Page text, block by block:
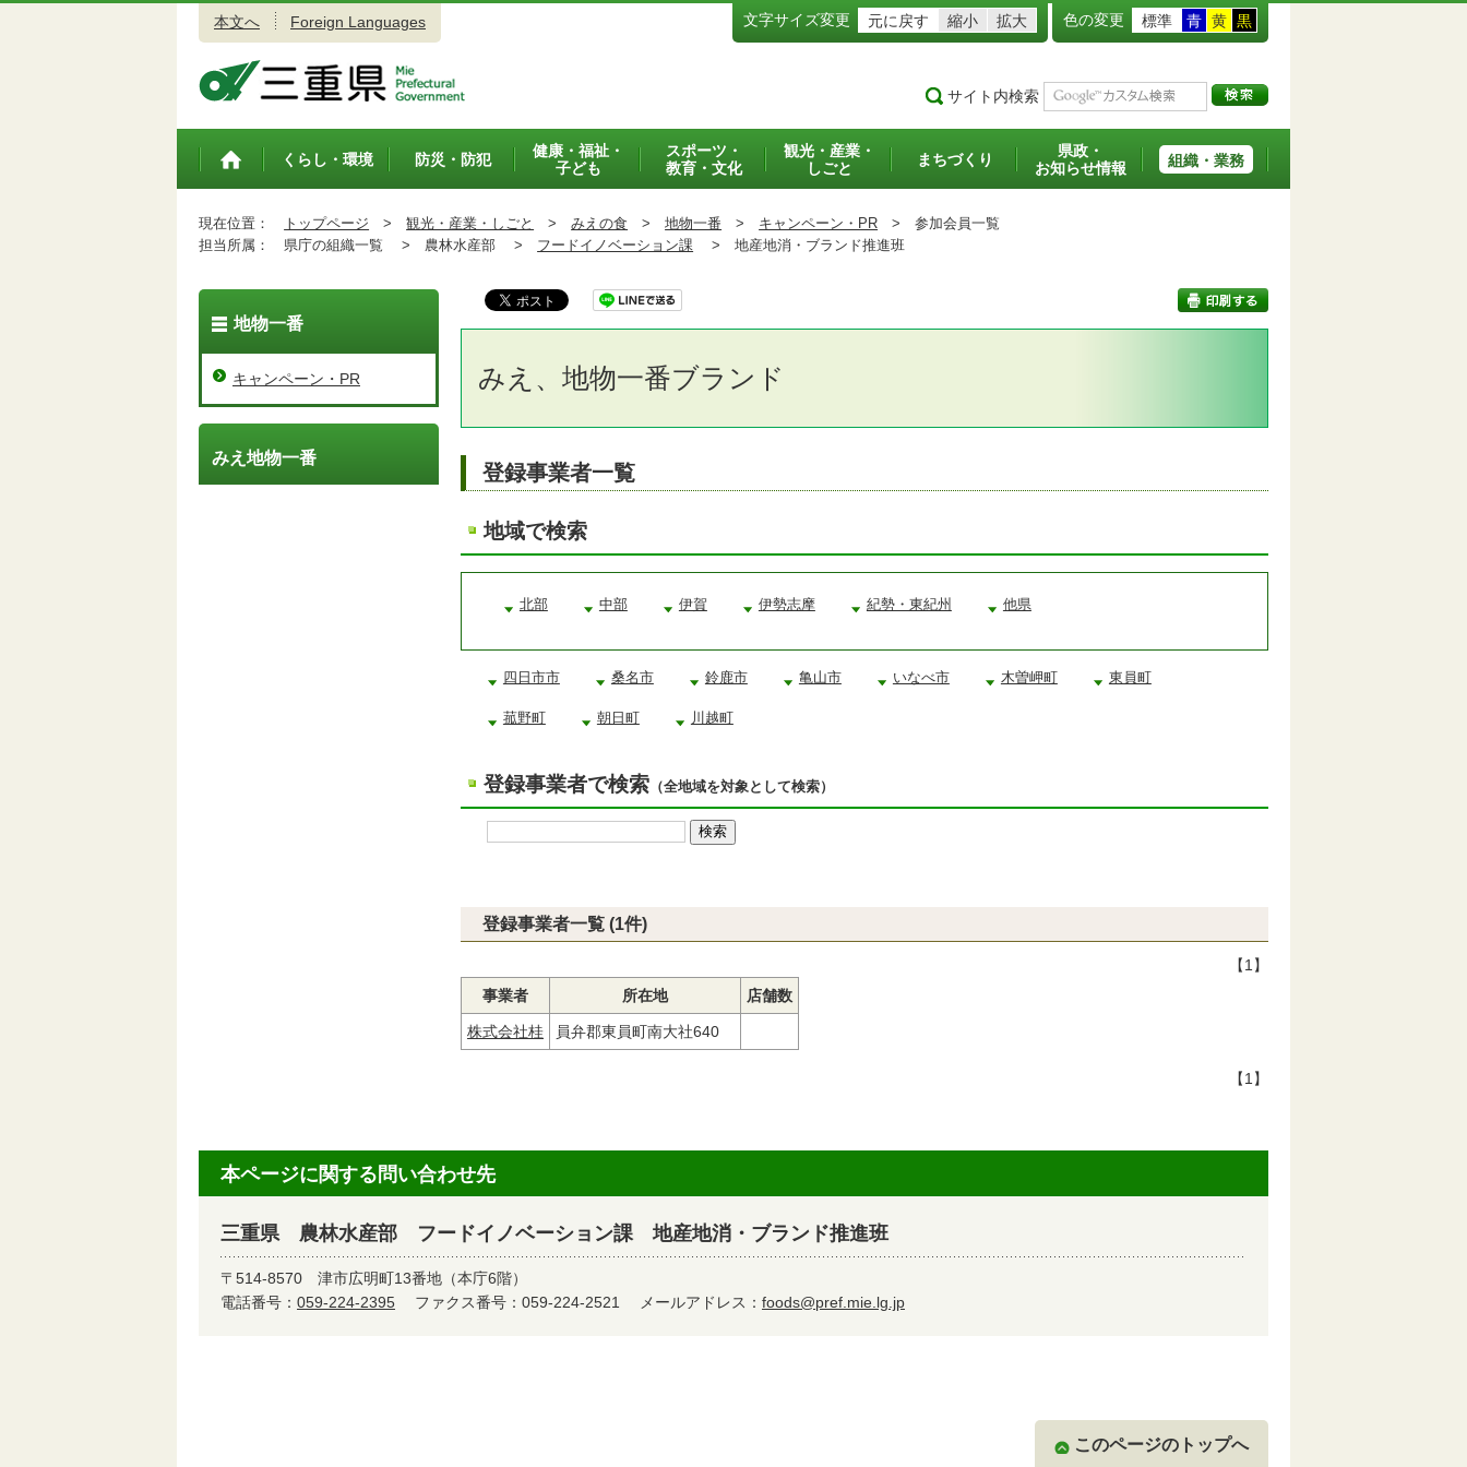
本文へ Foreign Languages 文字サイズ変更 元に戻す 縮小 拡大 色の変更 標準 青 黄 黒
サイト内検索
トップペ
くらし・環境 防災・防犯
健康・福祉・
子ども
スポーツ・
教育・文化
観光・産業・
しごと
まちづくり
県政・
お知らせ情報
組織・業務
現在位置： トップページ > 観光・産業・しごと > みえの食 > 地物一番 > キャンペーン・PR > 参加会員一覧
担当所属：
県庁の組織一覧 > 農林水産部 > フードイノベーション課 > 地産地消・ブランド推進班
みえ、地物一番ブランド
登録事業者一覧
地域で検索
北部 中部 伊賀 伊勢志摩 紀勢・東紀州 他県
四日市市 桑名市 鈴鹿市 亀山市 いなべ市 木曽岬町 東員町
菰野町 朝日町 川越町
登録事業者で検索 （全地域を対象として検索）
登録事業者一覧 (1件)
【1】
事業者
所在地 店舗数
株式会社桂 員弁郡東員町南大社640
【1】
地物一番
キャンペーン・PR
みえ地物一番
本ページに関する問い合わせ先
三重県 農林水産部 フードイノベーション課 地産地消・ブランド推進班
〒514-8570 津市広明町13番地（本庁6階）
電話番号： 059-224-2395 ファクス番号：059-224-2521 メールアドレス： foods@pref.mie.lg.jp
このページのトップへ